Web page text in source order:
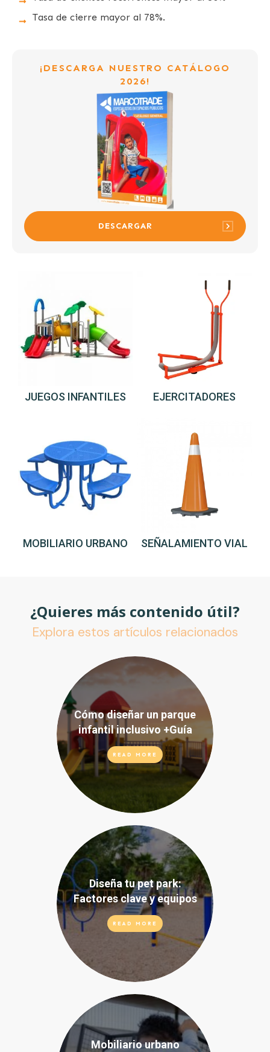
Tasa de cierre mayor al 78%.
¡DESCARGA NUESTRO CATÁLOGO
2026!
DESCARGAR
JUEGOS INFANTILES EJERCITADORES
MOBILIARIO URBANO SEÑALAMIENTO VIAL
¿Quieres más contenido útil?
Explora estos artículos relacionados
Cómo diseñar un parque
infantil inclusivo +Guía
READ MORE
Diseña tu pet park:
Factores clave y equipos
READ MORE
Mobiliario urbano